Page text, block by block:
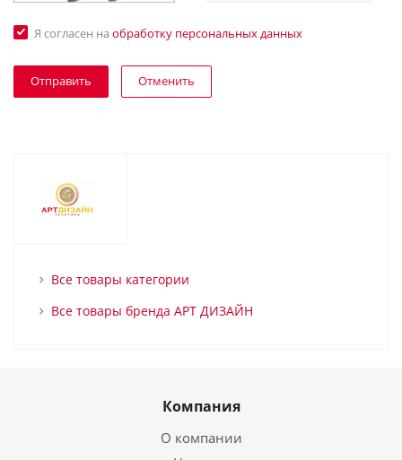
Я согласен на обработку персональных данных
Отменить
Все товары категории
Все товары бренда АРТ ДИЗАЙН
Компания
О компании